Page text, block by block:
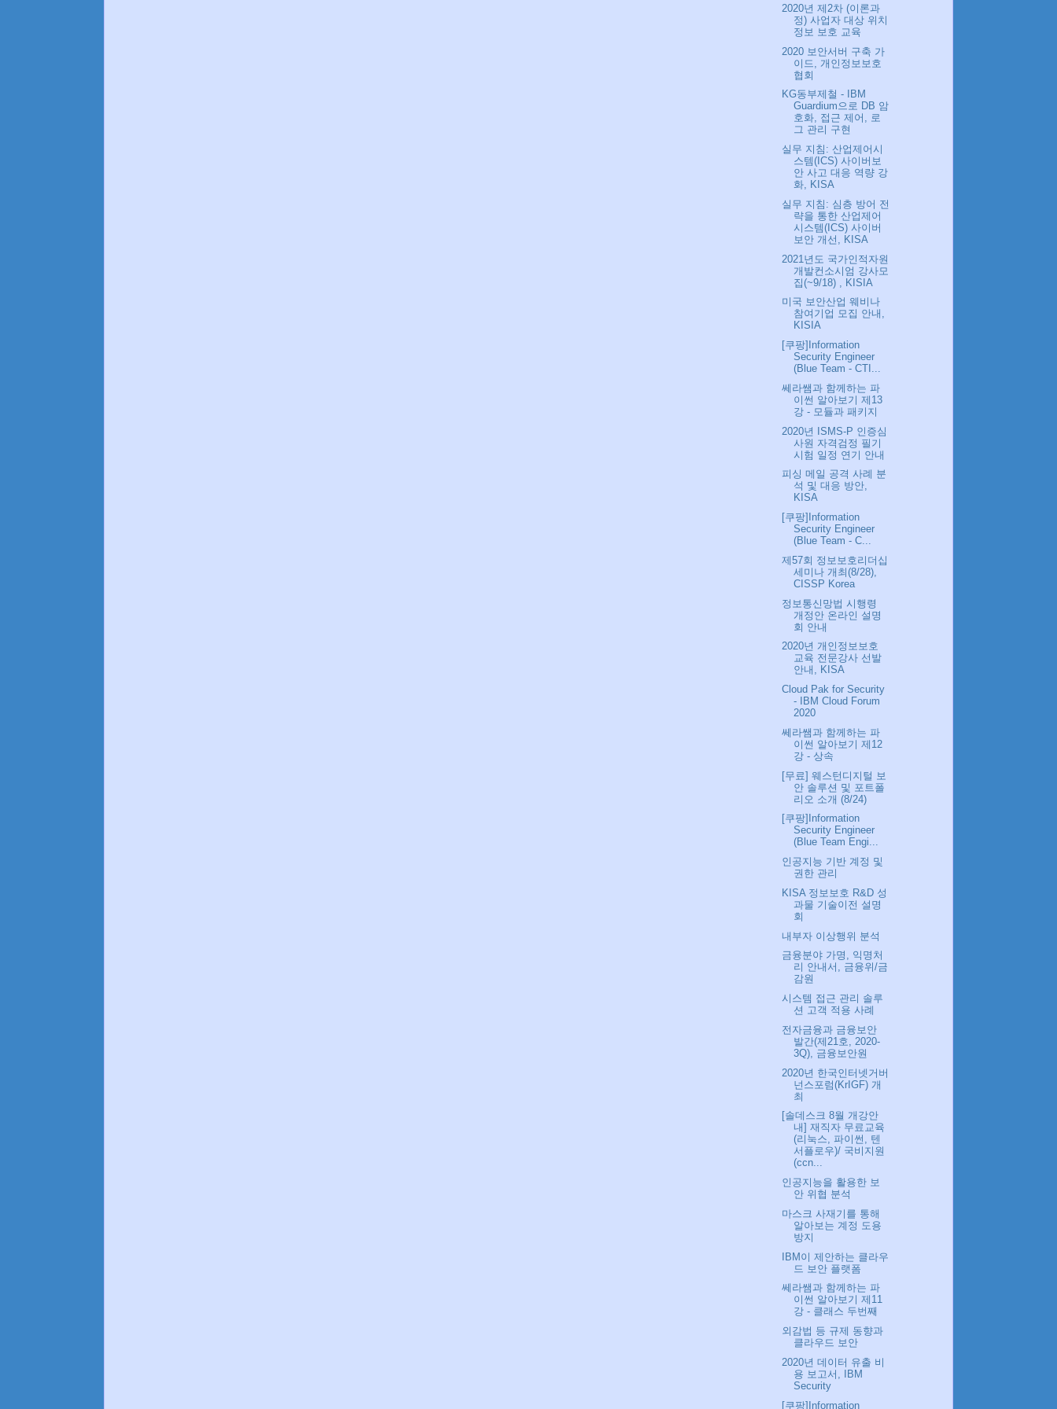
2020년 제2차 (이론과
정) 사업자 대상 위치
정보 보호 교육
2020 보안서버 구축 가
이드, 개인정보보호
협회
KG동부제철 - IBM
Guardium으로 DB 암
호화, 접근 제어, 로
그 관리 구현
실무 지침: 산업제어시
스템(ICS) 사이버보
안 사고 대응 역량 강
화, KISA
실무 지침: 심층 방어 전
략을 통한 산업제어
시스템(ICS) 사이버
보안 개선, KISA
2021년도 국가인적자원
개발컨소시엄 강사모
집(~9/18) , KISIA
미국 보안산업 웨비나
참여기업 모집 안내,
KISIA
[쿠팡]Information
Security Engineer
(Blue Team - CTI...
쎄라쌤과 함께하는 파
이썬 알아보기 제13
강 - 모듈과 패키지
2020년 ISMS-P 인증심
사원 자격검정 필기
시험 일정 연기 안내
피싱 메일 공격 사례 분
석 및 대응 방안,
KISA
[쿠팡] Information
Security Engineer
(Blue Team - C...
제57회 정보보호리더십
세미나 개최(8/28),
CISSP Korea
정보통신망법 시행령
개정안 온라인 설명
회 안내
2020년 개인정보보호
교육 전문강사 선발
안내, KISA
Cloud Pak for Security
- IBM Cloud Forum
2020
쎄라쌤과 함께하는 파
이썬 알아보기 제12
강 - 상속
[무료] 웨스턴디지털 보
안 솔루션 및 포트폴
리오 소개 (8/24)
[쿠팡] Information
Security Engineer
(Blue Team Engi...
인공지능 기반 계정 및
권한 관리
KISA 정보보호 R&D 성
과물 기술이전 설명
회
내부자 이상행위 분석
금융분야 가명, 익명처
리 안내서, 금융위/금
감원
시스템 접근 관리 솔루
션 고객 적용 사례
전자금융과 금융보안
발간(제21호, 2020-
3Q), 금융보안원
2020년 한국인터넷거버
넌스포럼(KrIGF) 개
최
[솔데스크 8월 개강안
내] 재직자 무료교육
(리눅스, 파이썬, 텐
서플로우)/ 국비지원
(ccn...
인공지능을 활용한 보
안 위협 분석
마스크 사재기를 통해
알아보는 계정 도용
방지
IBM이 제안하는 클라우
드 보안 플랫폼
쎄라쌤과 함께하는 파
이썬 알아보기 제11
강 - 클래스 두번째
외감법 등 규제 동향과
클라우드 보안
2020년 데이터 유출 비
용 보고서, IBM
Security
[쿠팡] Information